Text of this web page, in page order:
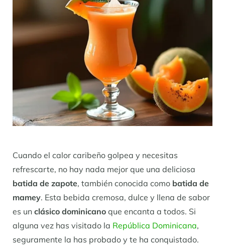
Cuando el calor caribeño golpea y necesitas
refrescarte, no hay nada mejor que una deliciosa
batida de zapote, también conocida como batida de
mamey. Esta bebida cremosa, dulce y llena de sabor
es un clásico dominicano que encanta a todos. Si
alguna vez has visitado la República Dominicana,
seguramente la has probado y te ha conquistado.